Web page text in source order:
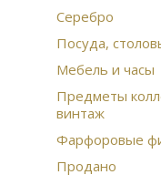
Серебро
Посуда,
Мебель и часы
Предметы
винтаж
Фарфоровые
Продано